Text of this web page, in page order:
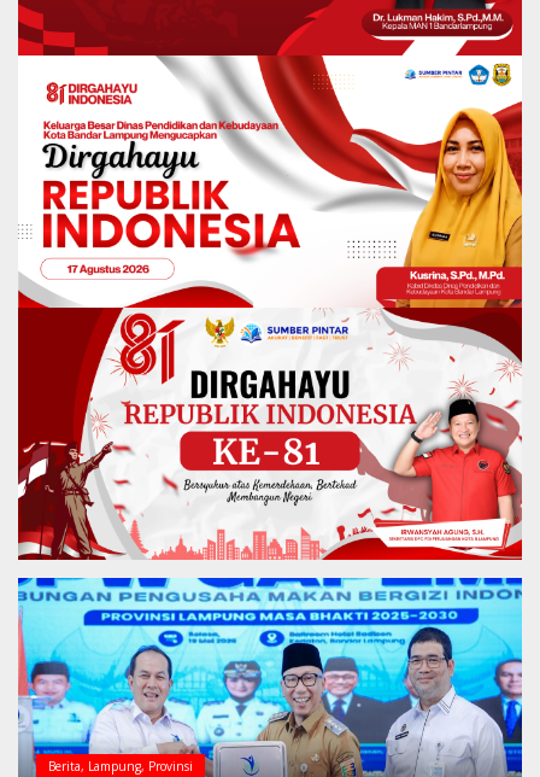
Berita, Lampung, Provinsi